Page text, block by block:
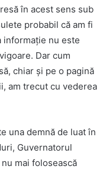
în acest sens sub
probabil că am fi
informație nu este
Dar cum
chiar și pe o pagină
am trecut cu vederea
una demnă de luat în
Guvernatorul
mai folosească